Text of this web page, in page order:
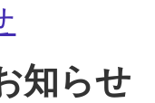
知らせ